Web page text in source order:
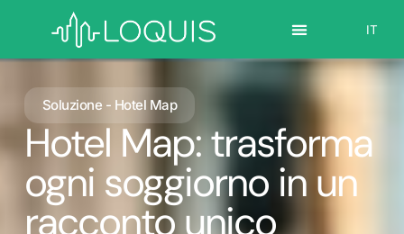
IT
ES
Soluzione - Hotel Map
Hotel Map: trasforma
ogni soggiorno in un
racconto unico